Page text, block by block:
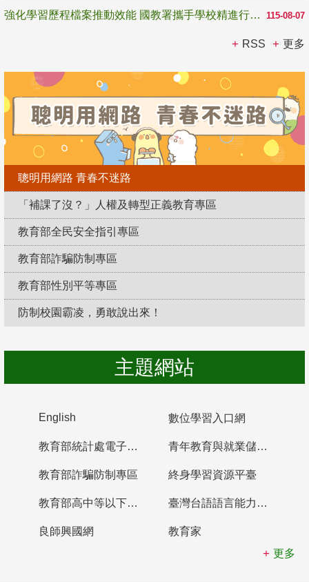
115-08-07
強化學習歷程檔案推動效能 國教署攜手學校精進行政與教學支持
RSS 更多
聰明用網路 青春不迷路
「補課了沒？」人權及轉型正義教育專區
教育部全民安全指引專區
教育部詐騙防制專區
教育部性別平等專區
防制校園霸凌，勇敢說出來！
主題網站
English 數位學習入口網
教育部統計處電子書櫃 青年教育與就業儲蓄帳戶
教育部詐騙防制專區 終身學習資源平臺
教育部高中等以下學校及幼兒園教師資格檢定考試 臺灣台語語言能力認證網站
良師興國網
教育家
更多